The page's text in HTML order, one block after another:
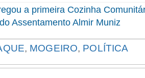
a primeira Cozinha
Assentamento Almir Muniz
, MOGEIRO, POLÍTICA